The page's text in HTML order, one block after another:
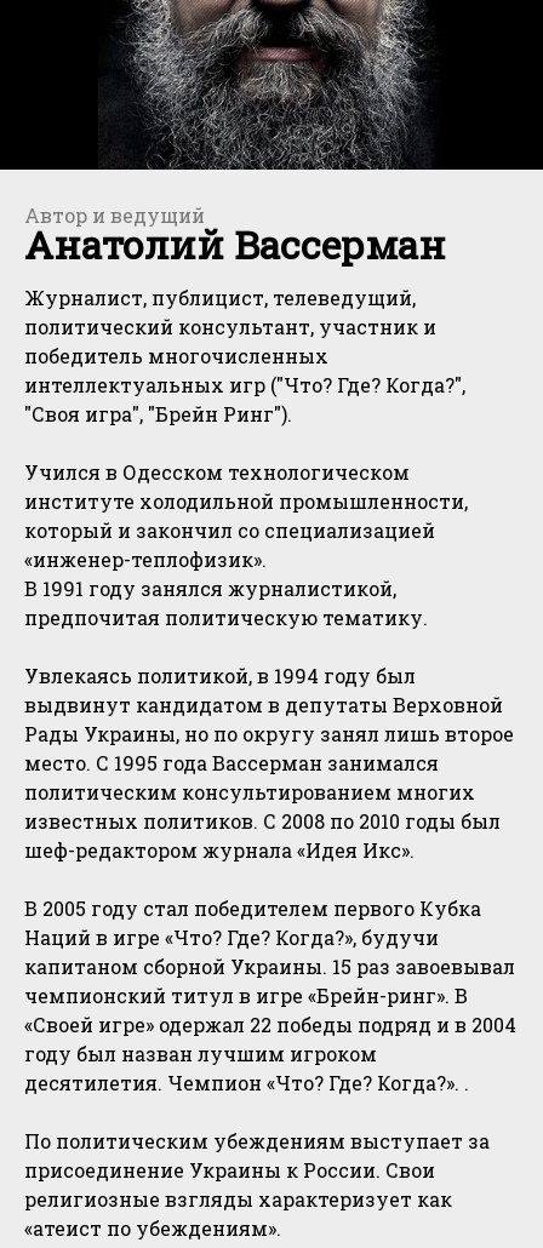
Автор и ведущий
Анатолий Вассерман
Журналист, публицист, телеведущий,
политический консультант, участник и
победитель многочисленных
интеллектуальных игр ("Что? Где? Когда?",
"Своя игра", "Брейн Ринг").
Учился в Одесском технологическом
институте холодильной промышленности,
который и закончил со специализацией
«инженер-теплофизик».
В 1991 году занялся журналистикой,
предпочитая политическую тематику.
Увлекаясь политикой, в 1994 году был
выдвинут кандидатом в депутаты Верховной
Рады Украины, но по округу занял лишь второе
место. С 1995 года Вассерман занимался
политическим консультированием многих
известных политиков. С 2008 по 2010 годы был
шеф-редактором журнала «Идея Икс».
В 2005 году стал победителем первого Кубка
Наций в игре «Что? Где? Когда?», будучи
капитаном сборной Украины. 15 раз завоевывал
чемпионский титул в игре «Брейн-ринг». В
«Своей игре» одержал 22 победы подряд и в 2004
году был назван лучшим игроком
десятилетия. Чемпион «Что? Где? Когда?». .
По политическим убеждениям выступает за
присоединение Украины к России. Свои
религиозные взгляды характеризует как
«атеист по убеждениям».